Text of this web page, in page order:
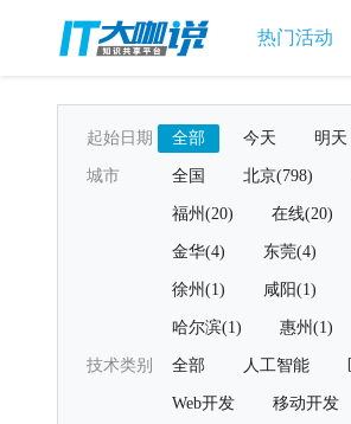
热门活动
起始日期 全部 今天 明天
城市 全国 北京(798)
福州(20) 在线(20)
金华(4) 东莞(4)
徐州(1) 咸阳(1)
哈尔滨(1) 惠州(1)
技术类别 全部 人工智能
Web开发 移动开发